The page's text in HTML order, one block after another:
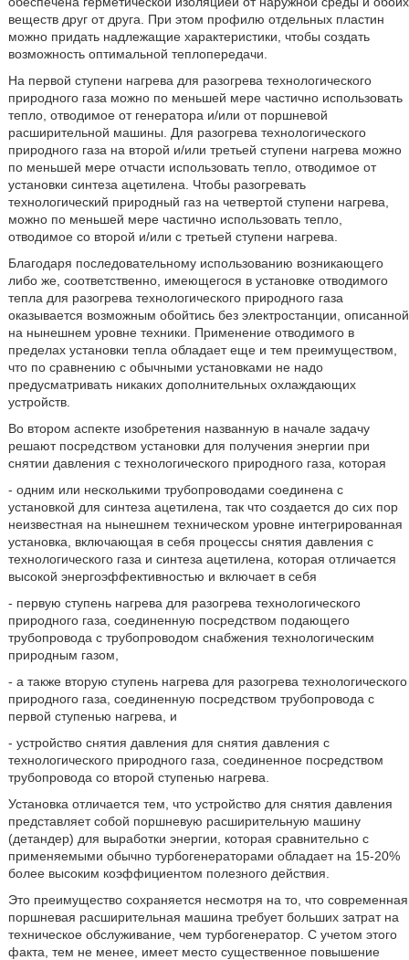
веществ друг от друга. При этом профилю отдельных пластин
можно придать надлежащие характеристики, чтобы создать
возможность оптимальной теплопередачи.
На первой ступени нагрева для разогрева технологического
природного газа можно по меньшей мере частично использовать
тепло, отводимое от генератора и/или от поршневой
расширительной машины. Для разогрева технологического
природного газа на второй и/или третьей ступени нагрева можно
по меньшей мере отчасти использовать тепло, отводимое от
установки синтеза ацетилена. Чтобы разогревать
технологический природный газ на четвертой ступени нагрева,
можно по меньшей мере частично использовать тепло,
отводимое со второй и/или с третьей ступени нагрева.
Благодаря последовательному использованию возникающего
либо же, соответственно, имеющегося в установке отводимого
тепла для разогрева технологического природного газа
оказывается возможным обойтись без электростанции, описанной
на нынешнем уровне техники. Применение отводимого в
пределах установки тепла обладает еще и тем преимуществом,
что по сравнению с обычными установками не надо
предусматривать никаких дополнительных охлаждающих
устройств.
Во втором аспекте изобретения названную в начале задачу
решают посредством установки для получения энергии при
снятии давления с технологического природного газа, которая
- одним или несколькими трубопроводами соединена с
установкой для синтеза ацетилена, так что создается до сих пор
неизвестная на нынешнем техническом уровне интегрированная
установка, включающая в себя процессы снятия давления с
технологического газа и синтеза ацетилена, которая отличается
высокой энергоэффективностью и включает в себя
- первую ступень нагрева для разогрева технологического
природного газа, соединенную посредством подающего
трубопровода с трубопроводом снабжения технологическим
природным газом,
- а также вторую ступень нагрева для разогрева технологического
природного газа, соединенную посредством трубопровода с
первой ступенью нагрева, и
- устройство снятия давления для снятия давления с
технологического природного газа, соединенное посредством
трубопровода со второй ступенью нагрева.
Установка отличается тем, что устройство для снятия давления
представляет собой поршневую расширительную машину
(детандер) для выработки энергии, которая сравнительно с
применяемыми обычно турбогенераторами обладает на 15-20%
более высоким коэффициентом полезного действия.
Это преимущество сохраняется несмотря на то, что современная
поршневая расширительная машина требует больших затрат на
техническое обслуживание, чем турбогенератор. С учетом этого
факта, тем не менее, имеет место существенное повышение